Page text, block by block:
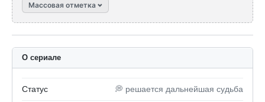
Массовая отметка
О сериале
Статус 💭 решается дальнейшая судьба